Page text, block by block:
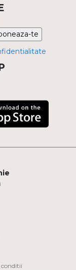
te
conditii